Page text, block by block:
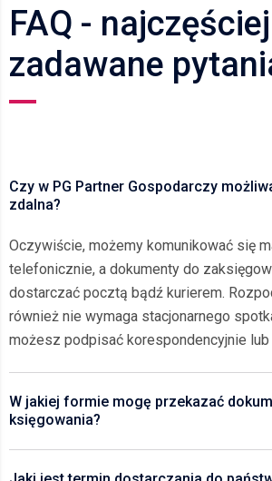
FAQ - najczęściej
zadawane
Czy w PG Partner Gospodarczy
zdalna?
Oczywiście, możemy komunikować się
telefonicznie, a dokumenty do
dostarczać pocztą bądź kurierem.
również nie wymaga stacjonarnego
możesz podpisać korespondencyjnie
W jakiej formie mogę przekazać
księgowania?